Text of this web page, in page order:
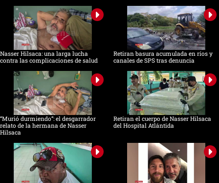
Nasser Hilsaca: una larga lucha
contra las complicaciones de salud
Retiran basura acumulada en ríos y
canales de SPS tras denuncia
“Murió durmiendo”: el desgarrador
relato de la hermana de Nasser
Hilsaca
Retiran el cuerpo de Nasser Hilsaca
del Hospital Atlántida